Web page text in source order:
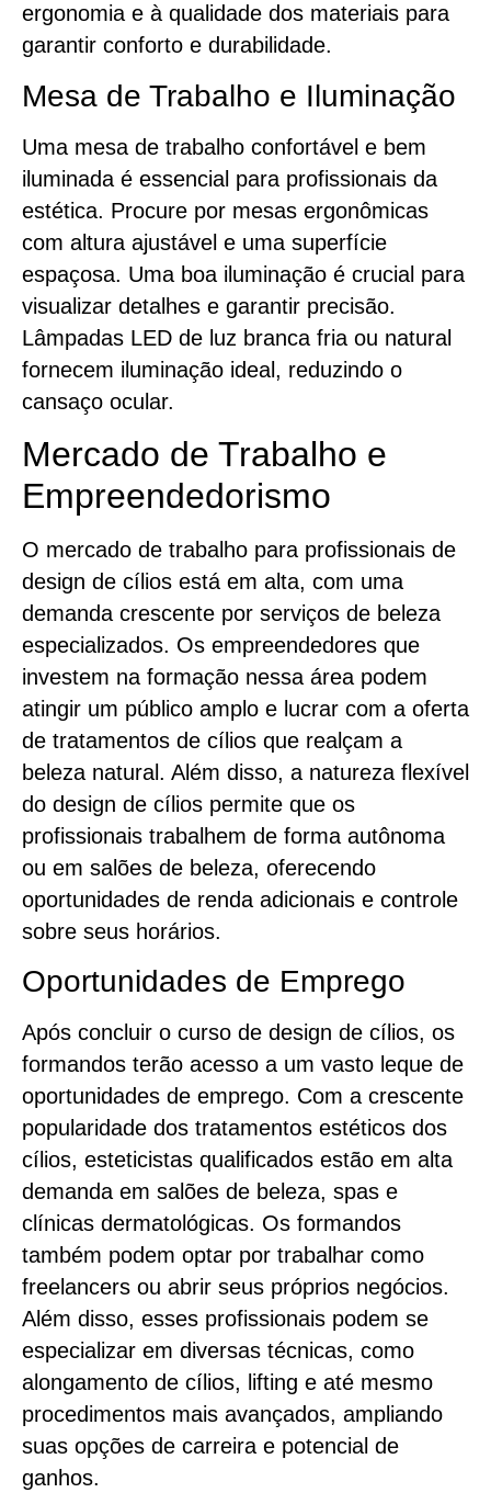
ergonomia e à qualidade dos materiais para
garantir conforto e durabilidade.
Mesa de Trabalho e Iluminação
Uma mesa de trabalho confortável e bem
iluminada é essencial para profissionais da
estética. Procure por mesas ergonômicas
com altura ajustável e uma superfície
espaçosa. Uma boa iluminação é crucial para
visualizar detalhes e garantir precisão.
Lâmpadas LED de luz branca fria ou natural
fornecem iluminação ideal, reduzindo o
cansaço ocular.
Mercado de Trabalho e
Empreendedorismo
O mercado de trabalho para profissionais de
design de cílios está em alta, com uma
demanda crescente por serviços de beleza
especializados. Os empreendedores que
investem na formação nessa área podem
atingir um público amplo e lucrar com a oferta
de tratamentos de cílios que realçam a
beleza natural. Além disso, a natureza flexível
do design de cílios permite que os
profissionais trabalhem de forma autônoma
ou em salões de beleza, oferecendo
oportunidades de renda adicionais e controle
sobre seus horários.
Oportunidades de Emprego
Após concluir o curso de design de cílios, os
formandos terão acesso a um vasto leque de
oportunidades de emprego. Com a crescente
popularidade dos tratamentos estéticos dos
cílios, esteticistas qualificados estão em alta
demanda em salões de beleza, spas e
clínicas dermatológicas. Os formandos
também podem optar por trabalhar como
freelancers ou abrir seus próprios negócios.
Além disso, esses profissionais podem se
especializar em diversas técnicas, como
alongamento de cílios, lifting e até mesmo
procedimentos mais avançados, ampliando
suas opções de carreira e potencial de
ganhos.